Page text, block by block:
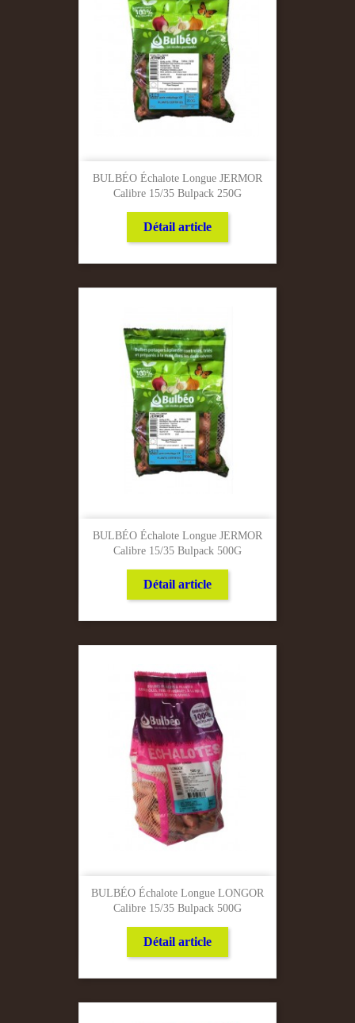
BULBÉO Échalote Longue JERMOR
Calibre 15/35 Bulpack 250G
Détail article
BULBÉO Échalote Longue JERMOR
Calibre 15/35 Bulpack 500G
Détail article
BULBÉO Échalote Longue LONGOR
Calibre 15/35 Bulpack 500G
Détail article